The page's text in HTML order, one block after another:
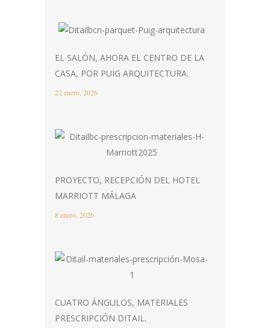
EL SALÓN, AHORA EL CENTRO DE LA
CASA, POR PUIG ARQUITECTURA.
22 enero, 2026
PROYECTO, RECEPCIÓN DEL HOTEL
MARRIOTT MÁLAGA
8 enero, 2026
CUATRO ÁNGULOS, MATERIALES
PRESCRIPCIÓN DITAIL.